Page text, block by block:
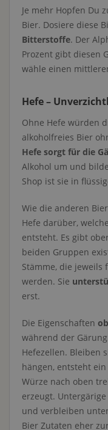
Je mehr Hopfen Du
Bier. Dosiere diese
Bitterstoffe. Der
Prozent gibt diesen
wähle einen
Hefe –
Ohne Hefe würden
alkoholfreies Bier
Hefe sorgt für die
Alkohol um und
Shop ist sie in
Wie die anderen
Hefe darüber,
entsteht. Es gibt
beiden Gruppen
Stämme, die jeweils
werden. Sie
erst.
Die Eigenschaften
während der
Hefezellen. Bleiben
hängen, entsteht
Würze nach oben
erzeugt.
und verbleiben
Bier Zutaten eher